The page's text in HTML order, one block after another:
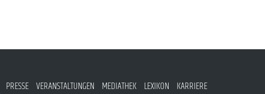
PRESSE VERANSTALTUNGEN MEDIATHEK LEXIKON KARRIERE